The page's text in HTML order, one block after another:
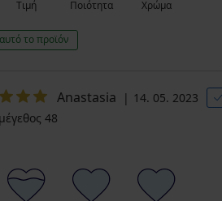
Τιμή Ποιότητα Χρώμα
το προϊόν
Anastasia 14. 05. 2023
48